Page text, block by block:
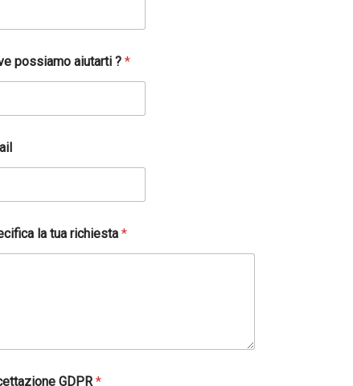
possiamo aiutarti ?*
la tua richiesta*
GDPR*